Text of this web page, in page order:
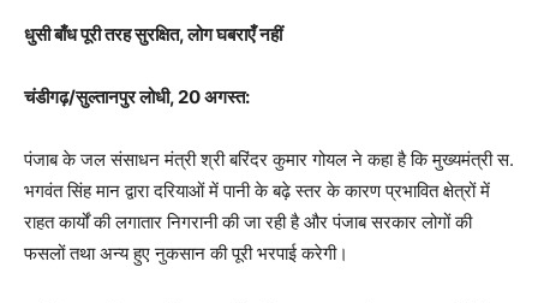
धुसी बाँध पूरी तरह सुरक्षित, लोग घबराएँ नहीं
चंडीगढ़/सुल्तानपुर लोधी, 20 अगस्त:
पंजाब के जल संसाधन मंत्री श्री बरिंदर कुमार गोयल ने कहा है कि मुख्यमंत्री स.
भगवंत सिंह मान द्वारा दरियाओं में पानी के बढ़े स्तर के कारण प्रभावित क्षेत्रों में
राहत कार्यों की लगातार निगरानी की जा रही है और पंजाब सरकार लोगों की
फसलों तथा अन्य हुए नुकसान की पूरी भरपाई करेगी।